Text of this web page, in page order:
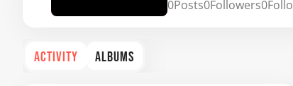
0Posts0Followers0
ACTIVITY ALBUMS